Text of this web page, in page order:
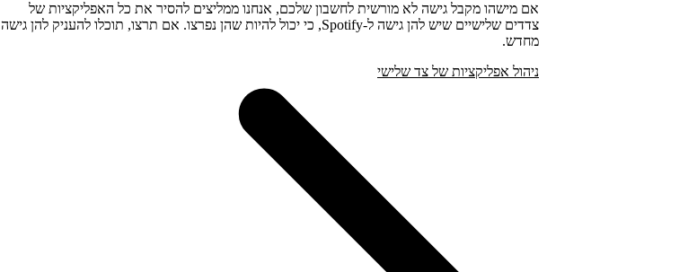
אם מישהו מקבל גישה לא מורשית לחשבון שלכם, אנחנו ממליצים להסיר את כל האפליקציות של
צדדים שלישיים שיש להן גישה ל-Spotify, כי יכול להיות שהן נפרצו. אם תרצו, תוכלו להעניק להן גישה
מחדש.
ניהול אפליקציות של צד שלישי